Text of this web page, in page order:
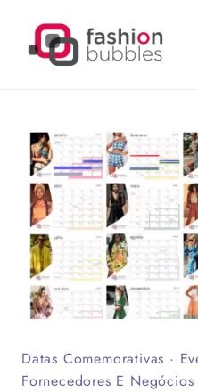
Datas Comemorativas ·
Fornecedores E Negócios